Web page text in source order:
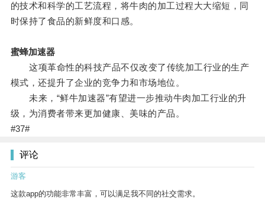
的技术和科学的工艺流程，将牛肉的加工过程大大缩短，同
时保持了食品的新鲜度和口感。
蜜蜂加速器
这项革命性的科技产品不仅改变了传统加工行业的生产
模式，还提升了企业的竞争力和市场地位。
未来，“鲜牛加速器”有望进一步推动牛肉加工行业的升
级，为消费者带来更加健康、美味的产品。
#37#
评论
游客
这款app的功能非常丰富，可以满足我不同的社交需求。